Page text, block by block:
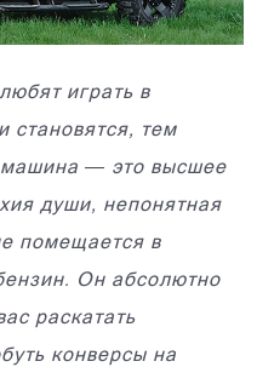
играть в
становятся, тем
машина — это высшее
души, непонятная
помещается в
Он абсолютно
раскатать
конверсы на